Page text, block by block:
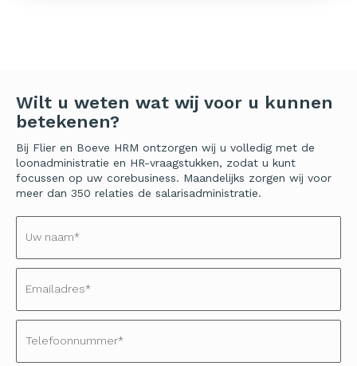
Wilt u weten wat wij voor u kunnen
betekenen?
Bij Flier en Boeve HRM ontzorgen wij u volledig met de
loonadministratie en HR-vraagstukken, zodat u kunt
focussen op uw corebusiness. Maandelijks zorgen wij voor
meer dan 350 relaties de salarisadministratie.